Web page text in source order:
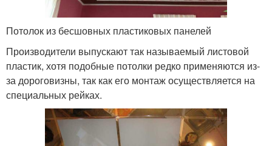
Потолок из бесшовных пластиковых панелей
Производители выпускают так называемый листовой
пластик, хотя подобные потолки редко применяются из-
за дороговизны, так как его монтаж осуществляется на
специальных рейках.